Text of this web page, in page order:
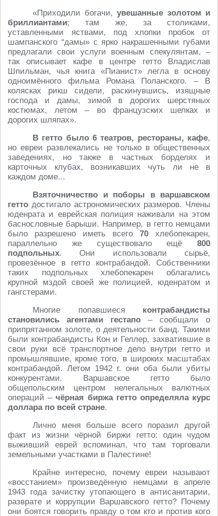
«Приходили богачи, увешанные золотом и
бриллиантами; там же, за столиками,
уставленными яствами, под хлопки пробок от
шампанского “дамы» с ярко накрашенными губами
предлагали свои услуги военным спекулянтам, –
так описывает кафе в центре гетто Владислав
Шпильман, чья книга «Пианист» легла в основу
одноимённого фильма Романа Поланского. – В
колясках рикш сидели, раскинувшись, изящные
господа и дамы, зимой в дорогих шерстяных
костюмах, летом – во французских шелках и
дорогих шляпах».
В гетто было 6 театров, рестораны, кафе,
но евреи развлекались не только в общественных
заведениях, но также в частных борделях и
карточных клубах, возникавших чуть ли не в
каждом доме...
Взяточничество и поборы в варшавском
гетто достигало астрономических размеров. Члены
юденрата и еврейская полиция наживали на этом
баснословные барыши. Например, в гетто немцами
было разрешено иметь всего 70 хлебопекарен,
параллельно же существовало ещё 800
подпольных. Они использовали сырьё,
провезённое в гетто контрабандой. Собственники
таких подпольных хлебопекарен облагались
крупной мздой своей же полицией, юденратом и
гангстерами.
Многие попавшиеся контрабандисты
становились агентами гестапо – сообщали о
припрятанном золоте, о деятельности банд. Такими
были контрабандисты Кон и Геллер, захватившие в
свои руки всё транспортное дело внутри гетто и
промышлявшие, кроме того, в широких масштабах
контрабандой. Летом 1942 г. они оба были убиты
конкурентами. Варшавское гетто было
общепольским центром нелегальных валютных
операций –чёрная биржа гетто определяла курс
доллара по всей стране.
Лично меня больше всего поразил другой
факт из жизни чёрной биржи гетто: один чудом
выживший еврей вспоминал, что там торговали
земельными участками в Палестине!
Крайне интересно, почему евреи называют
«восстанием» произведённую немцами в апреле
1943 года зачистку утопающего в антисанитарии,
разврате и коррупции Варшавского гетто? Почему
они боятся говорить правду о том кто и против кого